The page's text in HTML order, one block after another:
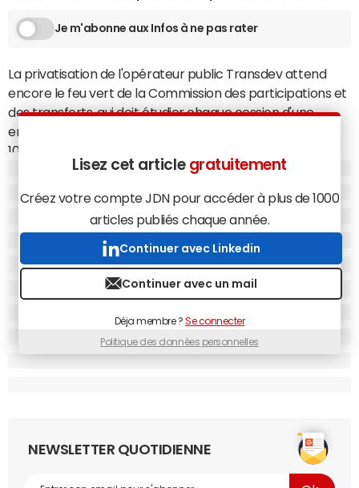
Je m'abonne aux Infos à ne pas rater
La privatisation de l'opérateur public Transdev attend
encore le feu vert de la Commission des participations et
des transferts, qui doit étudier chaque cession d'une
entreprise par l'État. Transdev, qui emploie
102 000 personnes et réalise près de 10 milliards d'euros
de chiffres d'affaires est né de la fusion de Veolia et de la
détient 66% du capital, les 34% restants appartenant au
groupe allemand Rethmann. Le groupe, qui serait favori
pour le rachat des parts de la CDC, souhaite faire une
"très bonne offre, à un bon prix, avec des engagements
forts sur le volet social". L'entreprise familiale assure
française", répondant aux exigences de la CDC qui
conserverait 30% du capital.
pourtant présent sur tout le territoire, puisqu'il s'agit d'un
opérateur historique de bus et de cars. S'il détient
Lisez cet article gratuitement
Créez votre compte JDN pour accéder à plus de 1000
articles publiés chaque année.
Continuer avec Linkedin
Continuer avec un mail
Déja membre ?Se connecter
Politique des données personnelles
NEWSLETTER QUOTIDIENNE